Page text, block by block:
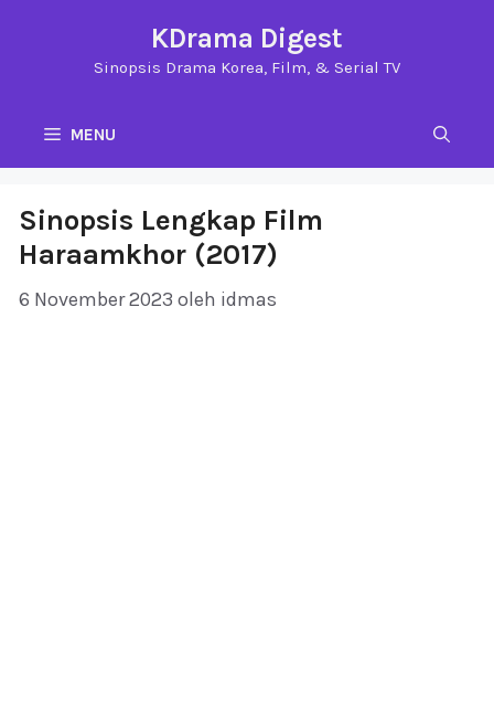
KDrama Digest
Sinopsis Drama Korea, Film, & Serial TV
MENU
Sinopsis Lengkap Film
Haraamkhor (2017)
6 November 2023 oleh idmas